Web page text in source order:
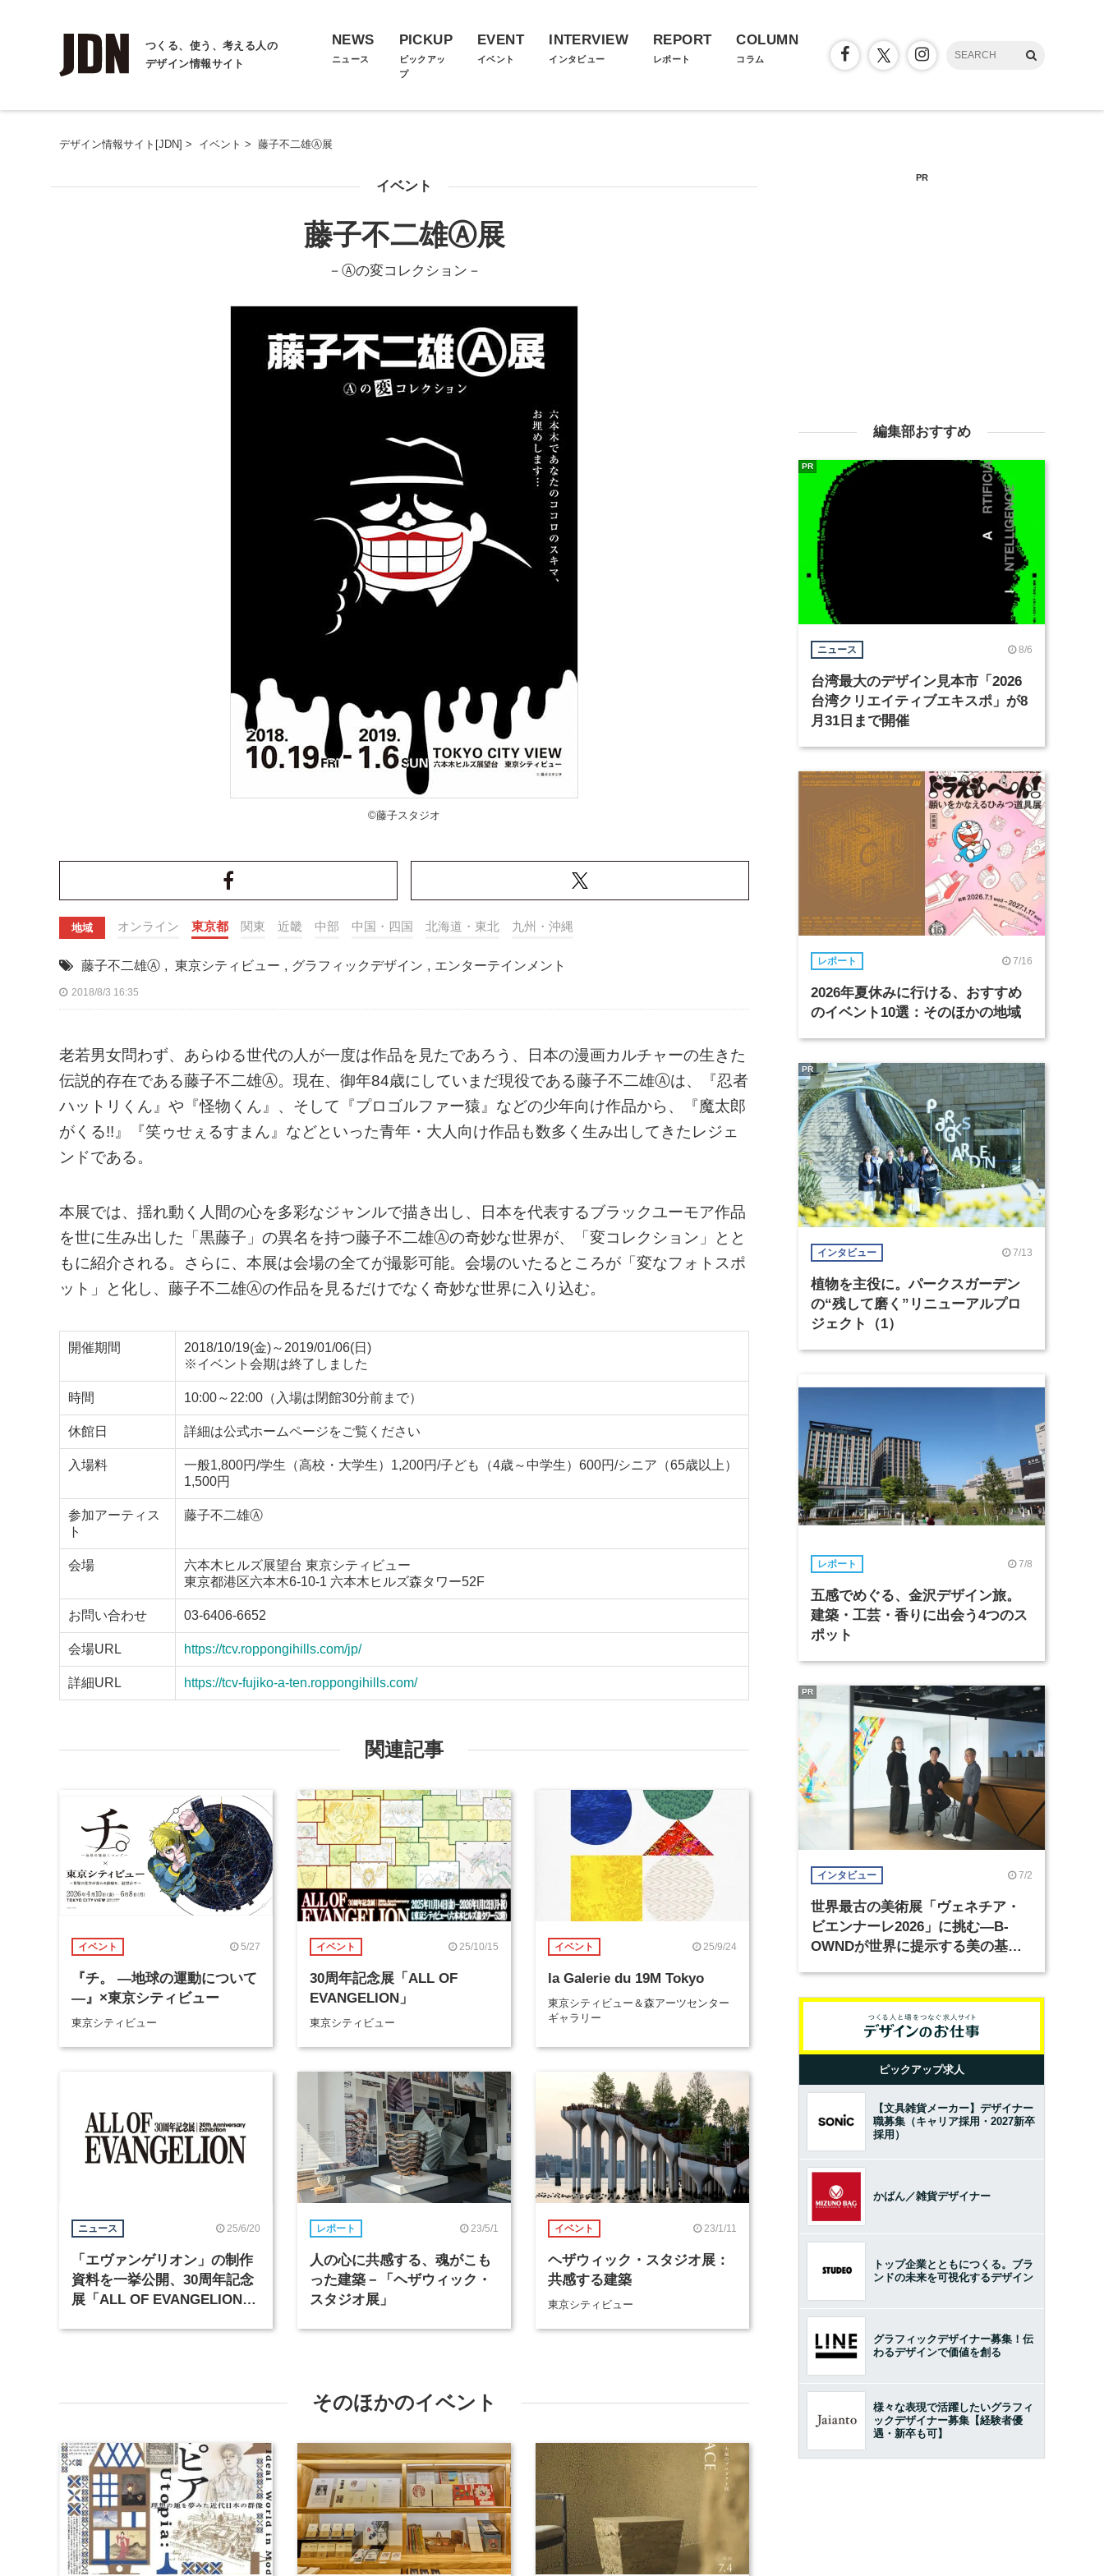
つくる、使う、考える人の
デザイン情報サイト
NEWS
ニュース
PICKUP
ピックアッ
プ
EVENT
イベント
INTERVIEW
インタビュー
REPORT
レポート
COLUMN
コラム
デザイン情報サイト[JDN] > イベント > 藤子不二雄Ⓐ展
イベント
藤子不二雄Ⓐ展
－Ⓐの変コレクション－
©藤子スタジオ
地域 オンライン 東京都 関東 近畿 中部 中国・四国 北海道・東北 九州・沖縄
藤子不二雄Ⓐ , 東京シティビュー , グラフィックデザイン , エンターテインメント
2018/8/3 16:35
老若男女問わず、あらゆる世代の人が一度は作品を見たであろう、日本の漫画カルチャーの生きた
伝説的存在である藤子不二雄Ⓐ。現在、御年84歳にしていまだ現役である藤子不二雄Ⓐは、『忍者
ハットリくん』や『怪物くん』、そして『プロゴルファー猿』などの少年向け作品から、『魔太郎
がくる!!』『笑ゥせぇるすまん』などといった青年・大人向け作品も数多く生み出してきたレジェ
ンドである。
本展では、揺れ動く人間の心を多彩なジャンルで描き出し、日本を代表するブラックユーモア作品
を世に生み出した「黒藤子」の異名を持つ藤子不二雄Ⓐの奇妙な世界が、「変コレクション」とと
もに紹介される。さらに、本展は会場の全てが撮影可能。会場のいたるところが「変なフォトスポ
ット」と化し、藤子不二雄Ⓐの作品を見るだけでなく奇妙な世界に入り込む。
開催期間
2018/10/19(金)～2019/01/06(日)
※イベント会期は終了しました
時間 10:00～22:00（入場は閉館30分前まで）
休館日 詳細は公式ホームページをご覧ください
入場料
一般1,800円/学生（高校・大学生）1,200円/子ども（4歳～中学生）600円/シニア（65歳以上）
1,500円
参加アーティス
ト
藤子不二雄Ⓐ
会場
六本木ヒルズ展望台 東京シティビュー
東京都港区六本木6-10-1 六本木ヒルズ森タワー52F
お問い合わせ 03-6406-6652
会場URL https://tcv.roppongihills.com/jp/
詳細URL https://tcv-fujiko-a-ten.roppongihills.com/
関連記事
イベント 5/27
『チ。 ―地球の運動について
―』×東京シティビュー
東京シティビュー
イベント 25/10/15
30周年記念展「ALL OF
EVANGELION」
東京シティビュー
イベント 25/9/24
la Galerie du 19M Tokyo
東京シティビュー＆森アーツセンター
ギャラリー
ニュース 25/6/20
「エヴァンゲリオン」の制作
資料を一挙公開、30周年記念
展「ALL OF EVANGELION」
レポート 23/5/1
人の心に共感する、魂がこも
った建築－「ヘザウィック・
スタジオ展」
イベント 23/1/11
ヘザウィック・スタジオ展：
共感する建築
東京シティビュー
そのほかのイベント
PR
編集部おすすめ
ニュース 8/6
台湾最大のデザイン見本市「2026
台湾クリエイティブエキスポ」が8
月31日まで開催
PR
レポート 7/16
2026年夏休みに行ける、おすすめ
のイベント10選：そのほかの地域
インタビュー 7/13
植物を主役に。パークスガーデン
の“残して磨く”リニューアルプロ
ジェクト（1）
PR
レポート 7/8
五感でめぐる、金沢デザイン旅。
建築・工芸・香りに出会う4つのス
ポット
インタビュー 7/2
世界最古の美術展「ヴェネチア・
ビエンナーレ2026」に挑む―B-
OWNDが世界に提示する美の基準
PR
ピックアップ求人
【文具雑貨メーカー】デザイナー
職募集（キャリア採用・2027新卒
採用）
かばん／雑貨デザイナー
トップ企業とともにつくる。ブラ
ンドの未来を可視化するデザイン
グラフィックデザイナー募集！伝
わるデザインで価値を創る
様々な表現で活躍したいグラフィ
ックデザイナー募集【経験者優
遇・新卒も可】